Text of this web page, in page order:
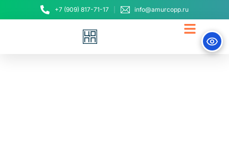
+7 (909) 817-71-17 info@amurcopp.ru